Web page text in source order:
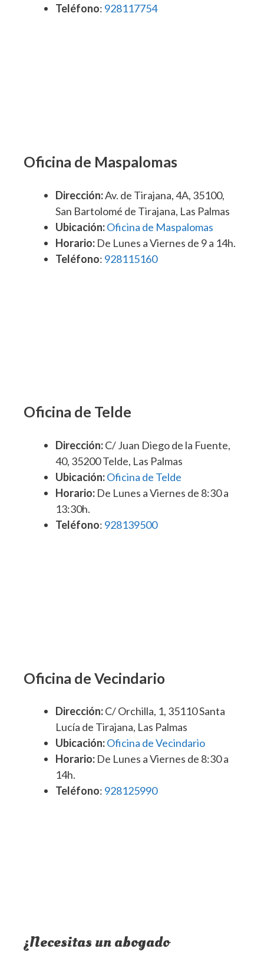
Teléfono: 928117754
Oficina de Maspalomas
Dirección:Av. de Tirajana, 4A, 35100,
San Bartolomé de Tirajana, Las Palmas
Ubicación:Oficina de Maspalomas
Horario: De Lunes a Viernes de 9 a 14h.
Teléfono: 928115160
Oficina de Telde
Dirección:C/ Juan Diego de la Fuente,
40, 35200 Telde, Las Palmas
Ubicación:Oficina de Telde
Horario: De Lunes a Viernes de 8:30 a
13:30h.
Teléfono: 928139500
Oficina de Vecindario
Dirección:C/ Orchilla, 1, 35110 Santa
Lucía de Tirajana, Las Palmas
Ubicación:Oficina de Vecindario
Horario: De Lunes a Viernes de 8:30 a
14h.
Teléfono: 928125990
¿Necesitas un abogado